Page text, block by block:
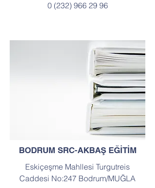
0 (232) 966 29 96
BODRUM SRC-AKBAŞ EĞİTİM
Eskiçeşme Mahllesi Turgutreis
Caddesi No:247 Bodrum/MUĞLA